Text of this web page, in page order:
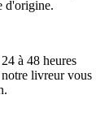
d'origine.
à 48 heures
livreur vous